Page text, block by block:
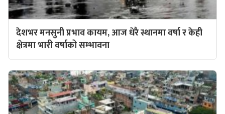
देशभर मनसुनी प्रभाव कायम, आज धेरै स्थानमा वर्षा र केही
क्षेत्रमा भारी वर्षाको सम्भावना